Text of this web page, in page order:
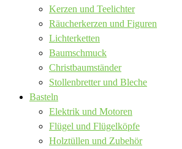
Kerzen und Teelichter
Räucherkerzen und Figuren
Lichterketten
Baumschmuck
Christbaumständer
Stollenbretter und Bleche
Basteln
Elektrik und Motoren
Flügel und Flügelköpfe
Holztüllen und Zubehör